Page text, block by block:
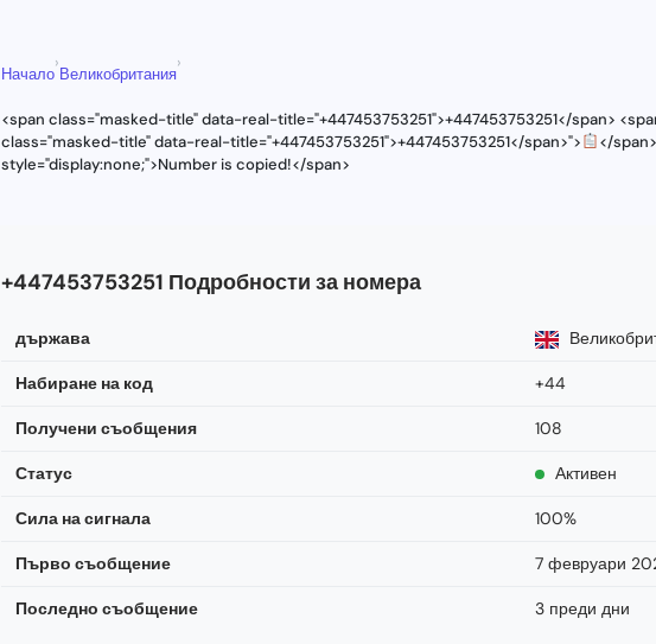
Начало
›
Великобритания
›
<span class="masked-title" data-real-title="+447453753251">+447453753251</span>
class="masked-title" data-real-title="+447453753251">+447453753251</span>">
</
style="display:none;">Number is copied!</span>
+447453753251 Подробности за номера
държава
Набиране на код +44
Получени съобщения 108
Статус Активен
Сила на сигнала 100%
Първо съобщение 7 февруари
Последно съобщение 3 преди дни